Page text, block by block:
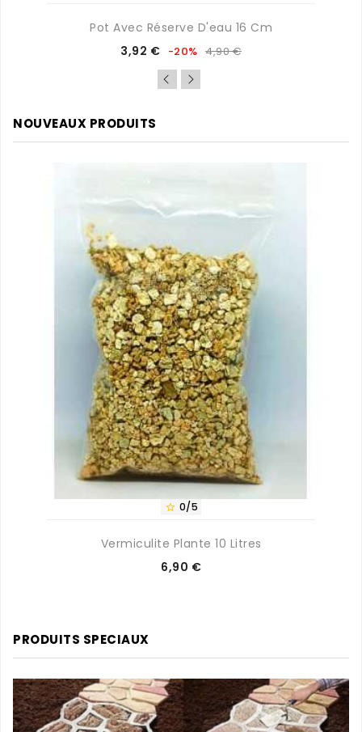
Pot Avec Réserve D'eau 16 Cm
Prix
3,92 € Prix
de
base
-20% 4,90 €
NOUVEAUX PRODUITS
 0/5
Vermiculite Plante 10 Litres
Prix
6,90 €
PRODUITS SPECIAUX